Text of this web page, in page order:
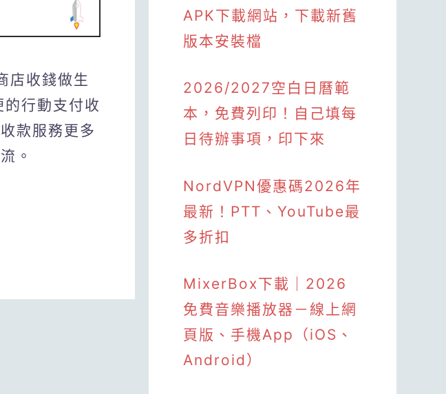
店收錢做生
行動支付收
款服務更多
。
APK下載網站，下載新舊
版本安裝檔
2026/2027空白日曆範
本，免費列印！自己填每
日待辦事項，印下來
NordVPN優惠碼2026年
最新！PTT、YouTube最
多折扣
MixerBox下載｜2026
免費音樂播放器－線上網
頁版、手機App（iOS、
Android）